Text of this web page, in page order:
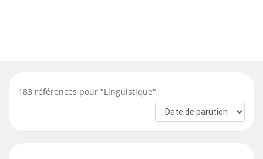
183 références pour "Linguistique"